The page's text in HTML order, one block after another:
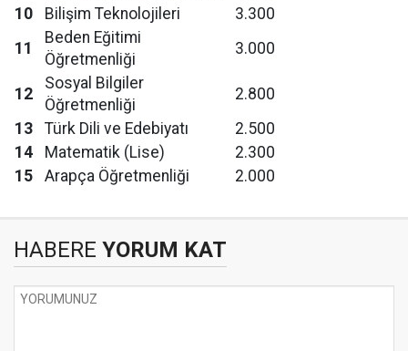
10
Bilişim Teknolojileri
3.300
11
Beden Eğitimi
Öğretmenliği
3.000
12
Sosyal Bilgiler
Öğretmenliği
2.800
13
Türk Dili ve Edebiyatı
2.500
14
Matematik (Lise)
2.300
15
Arapça Öğretmenliği 2.000
HABERE YORUM KAT